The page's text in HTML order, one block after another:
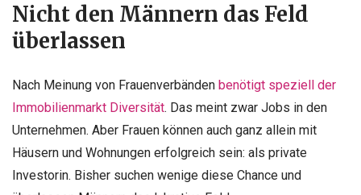
Nicht den Männern das Feld
überlassen
Nach Meinung von Frauenverbänden benötigt speziell der
Immobilienmarkt Diversität. Das meint zwar Jobs in den
Unternehmen. Aber Frauen können auch ganz allein mit
Häusern und Wohnungen erfolgreich sein: als private
Investorin. Bisher suchen wenige diese Chance und